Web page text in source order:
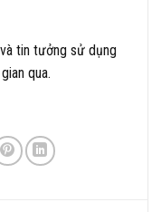
tin tưởng sử dụng
qua.